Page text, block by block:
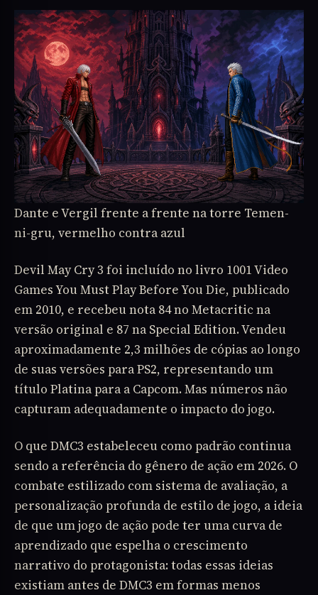
Dante e Vergil frente a frente na torre Temen-
ni-gru, vermelho contra azul
Devil May Cry 3 foi incluído no livro 1001 Video
Games You Must Play Before You Die, publicado
em 2010, e recebeu nota 84 no Metacritic na
versão original e 87 na Special Edition. Vendeu
aproximadamente 2,3 milhões de cópias ao longo
de suas versões para PS2, representando um
título Platina para a Capcom. Mas números não
capturam adequadamente o impacto do jogo.
O que DMC3 estabeleceu como padrão continua
sendo a referência do gênero de ação em 2026. O
combate estilizado com sistema de avaliação, a
personalização profunda de estilo de jogo, a ideia
de que um jogo de ação pode ter uma curva de
aprendizado que espelha o crescimento
narrativo do protagonista: todas essas ideias
existiam antes de DMC3 em formas menos